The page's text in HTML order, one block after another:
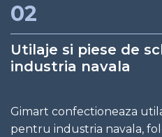
02
Utilaje si piese de
industria navala
Gimart confectioneaza
pentru industria navala,